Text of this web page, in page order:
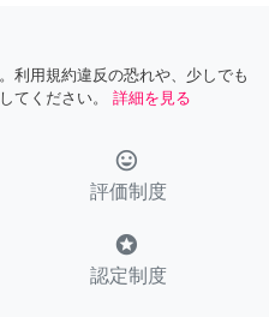
利用規約違反の恐れや、少しでも
てください。
詳細を見る
tag_faces
評価制度
stars
認定制度